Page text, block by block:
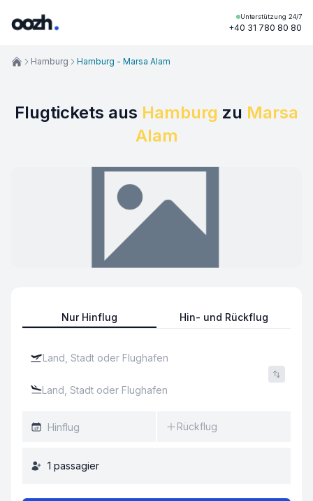
Unterstützung 24/7
+40 31 780 80 80
Flugtickets aus Hamburg zu Marsa
Alam
Nur Hinflug Hin- und Rückflug
Rückflug
1 passagier
Hamburg Hamburg - Marsa Alam